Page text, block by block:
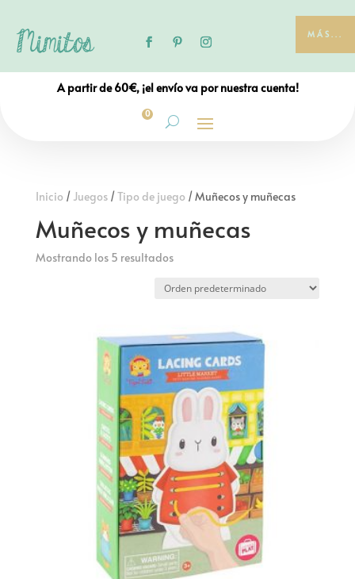
MÁS...
A partir de 60€, ¡el envío va por nuestra cuenta!
0
Inicio / Juegos/Tipo de juego / Muñecos y muñecas
Muñecos y muñecas
Mostrando los 5 resultados